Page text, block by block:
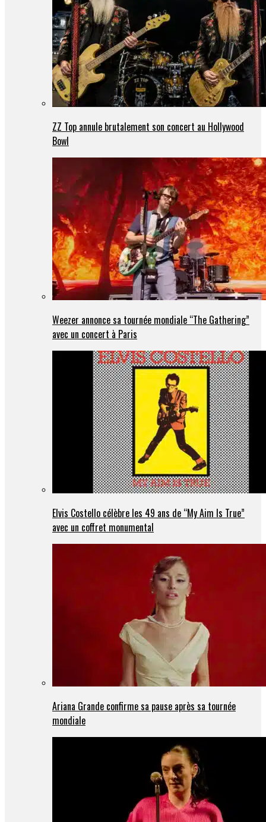
ZZ Top annule brutalement son concert au Hollywood
Bowl
Weezer annonce sa tournée mondiale “The Gathering”
avec un concert à Paris
Elvis Costello célèbre les 49 ans de “My Aim Is True”
avec un coffret monumental
Ariana Grande confirme sa pause après sa tournée
mondiale